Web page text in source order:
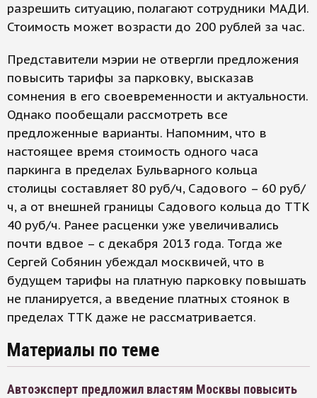
разрешить ситуацию, полагают сотрудники МАДИ.
Стоимость может возрасти до 200 рублей за час.
Представители мэрии не отвергли предложения
повысить тарифы за парковку, высказав
сомнения в его своевременности и актуальности.
Однако пообещали рассмотреть все
предложенные варианты. Напомним, что в
настоящее время стоимость одного часа
паркинга в пределах Бульварного кольца
столицы составляет 80 руб/ч, Садового – 60 руб/
ч, а от внешней границы Садового кольца до ТТК
40 руб/ч. Ранее расценки уже увеличивались
почти вдвое – с декабря 2013 года. Тогда же
Сергей Собянин убеждал москвичей, что в
будущем тарифы на платную парковку повышать
не планируется, а введение платных стоянок в
пределах ТТК даже не рассматривается.
Материалы по теме
Автоэксперт предложил властям Москвы повысить